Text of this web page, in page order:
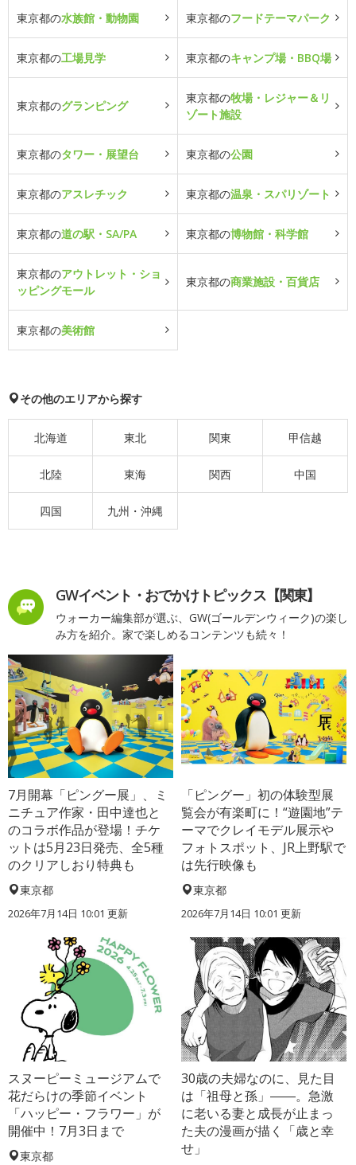
東京都の水族館・動物園 東京都のフードテーマパーク
東京都の工場見学 東京都のキャンプ場・BBQ場
東京都のグランピング
東京都の牧場・レジャー＆リ
ゾート施設
東京都のタワー・展望台 東京都の公園
東京都のアスレチック 東京都の温泉・スパリゾート
東京都の道の駅・SA/PA 東京都の博物館・科学館
東京都のアウトレット・ショ
ッピングモール
東京都の商業施設・百貨店
東京都の美術館
その他のエリアから探す
北海道 東北 関東 甲信越
北陸 東海 関西 中国
四国 九州・沖縄
GWイベント・おでかけトピックス【関東】
ウォーカー編集部が選ぶ、GW(ゴールデンウィーク)の楽し
み方を紹介。家で楽しめるコンテンツも続々！
7月開幕「ピングー展」、ミ
ニチュア作家・田中達也と
のコラボ作品が登場！チケ
ットは5月23日発売、全5種
のクリアしおり特典も
東京都
2026年7月14日 10:01 更新
「ピングー」初の体験型展
覧会が有楽町に！“遊園地”テ
ーマでクレイモデル展示や
フォトスポット、JR上野駅で
は先行映像も
東京都
2026年7月14日 10:01 更新
スヌーピーミュージアムで
花だらけの季節イベント
「ハッピー・フラワー」が
開催中！7月3日まで
東京都
30歳の夫婦なのに、見た目
は「祖母と孫」――。急激
に老いる妻と成長が止まっ
た夫の漫画が描く「歳と幸
せ」